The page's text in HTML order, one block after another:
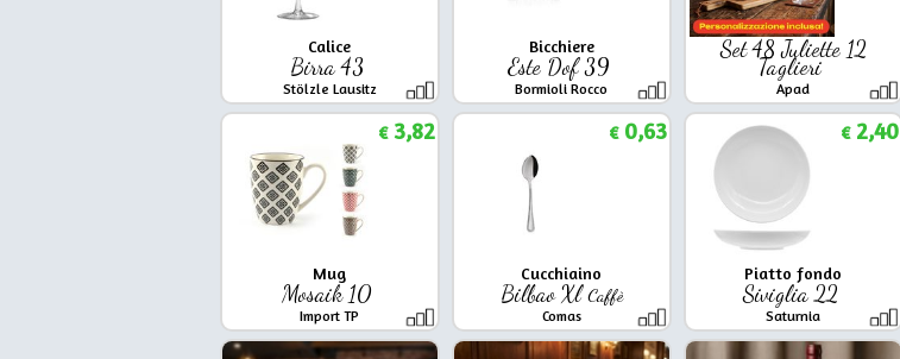
Calice
Birra 43
Stölzle Lausitz
Bicchiere
Este Dof 39
Bormioli Rocco
Set 48 Juliette 12
Taglieri
Apad
Mug
Mosaik 10
Import TP
€3,82
Cucchiaino
Bilbao XlCaffè
Comas
€0,63
Piatto fondo
Siviglia 22
Saturnia
€2,40